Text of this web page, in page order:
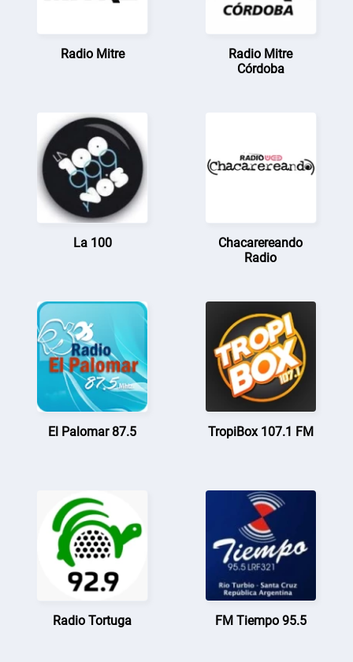
Radio Mitre
Radio Mitre
Córdoba
La 100
Chacarereando
Radio
El Palomar 87.5 TropiBox 107.1 FM
Radio Tortuga FM Tiempo 95.5